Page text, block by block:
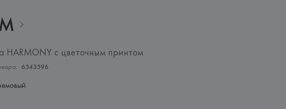
HARMONY с цветочным принтом
6543596